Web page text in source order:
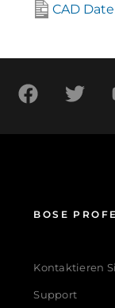
CAD
BOSE
Kontaktieren
Support